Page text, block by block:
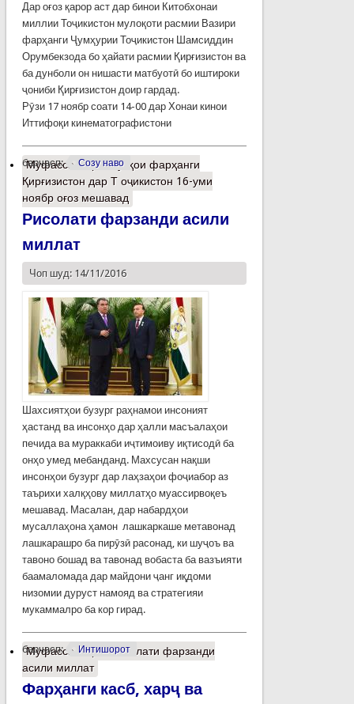
Дар оғоз қарор аст дар бинои Китобхонаи
миллии Тоҷикистон мулоқоти расмии Вазири
фарҳанги Ҷумҳурии Тоҷикистон Шамсиддин
Орумбекзода бо ҳайати расмии Қирғизистон ва
ба дунболи он нишасти матбуотӣ бо иштироки
ҷониби Қирғизистон доир гардад.
Рӯзи 17 ноябр соати 14-00 дар Хонаи кинои
Иттифоқи кинематографистони
барчасп: Созу наво
Муфассалтаро Рӯзҳои фарҳанги
Қирғизистон дар Т оҷикистон 16-уми
ноябр оғоз мешавад
Рисолати фарзанди асили
миллат
Чоп шуд: 14/11/2016
Шахсиятҳои бузург раҳнамои инсоният
ҳастанд ва инсонҳо дар ҳалли масъалаҳои
печида ва мураккаби иҷтимоиву иқтисодӣ ба
онҳо умед мебанданд. Махсусан нақши
инсонҳои бузург дар лаҳзаҳои фоҷиабор аз
таърихи халқҳову миллатҳо муассирвоқеъ
мешавад. Масалан, дар набардҳои
мусаллаҳона ҳамон лашкаркаше метавонад
лашкарашро ба пирӯзӣ расонад, ки шуҷоъ ва
тавоно бошад ва тавонад вобаста ба вазъияти
баамаломада дар майдони ҷанг иқдоми
низомии дуруст намояд ва стратегияи
мукаммалро ба кор гирад.
барчасп: Интишорот
Муфассалтаро Рисолати фарзанди
асили миллат
Фарҳанги касб, харҷ ва